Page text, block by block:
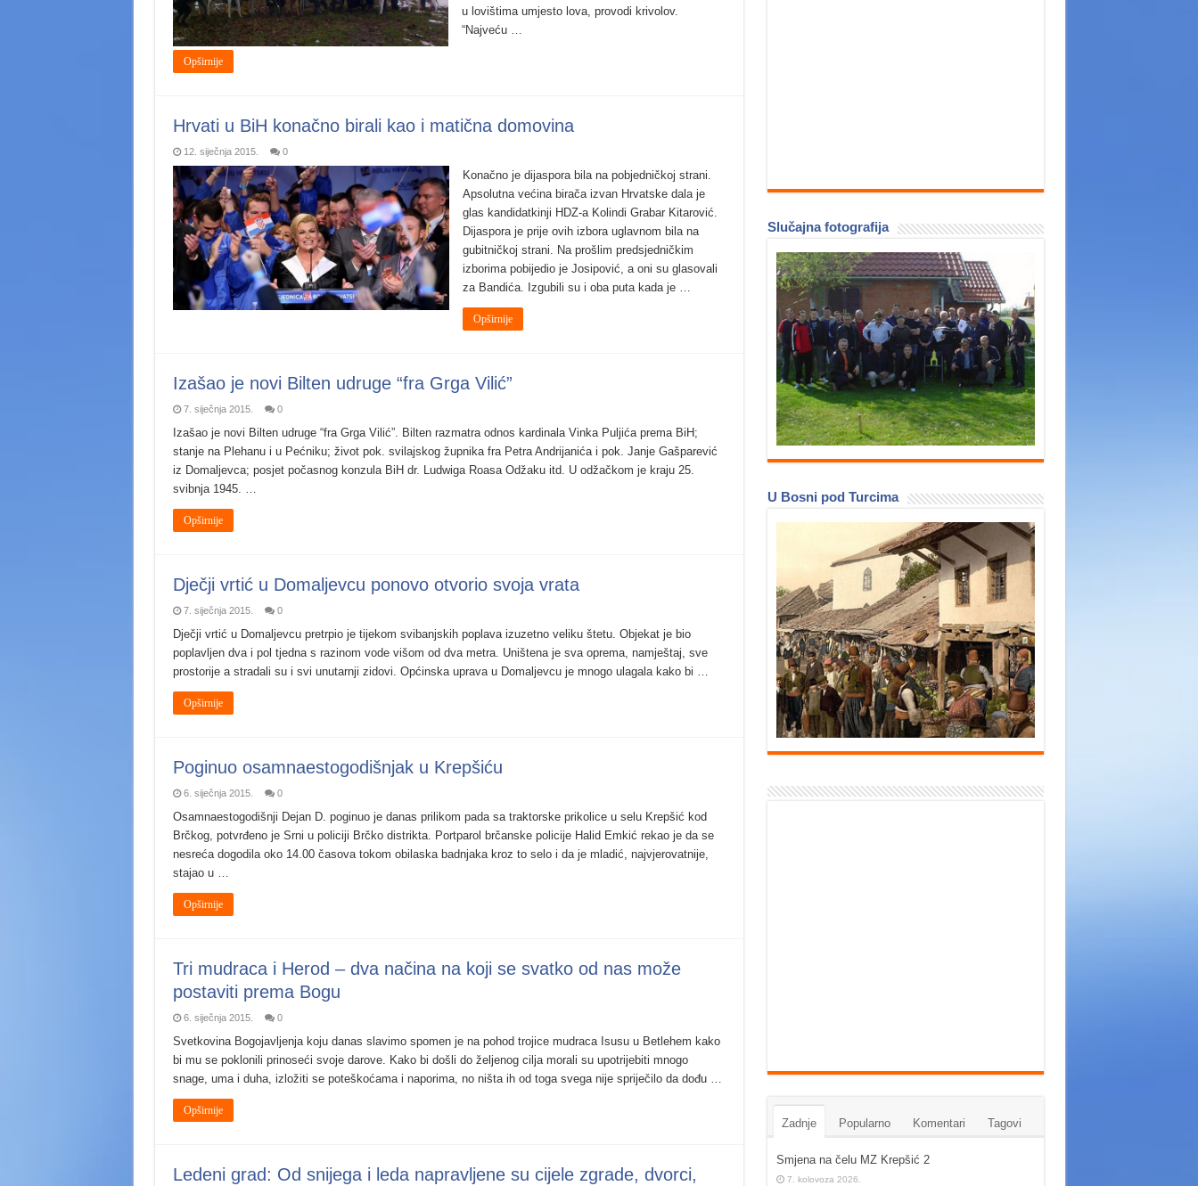
u lovištima umjesto lova, provodi krivolov.
“Najveću …
Opširnije
Hrvati u BiH konačno birali kao i matična domovina
12. siječnja 2015. 0
Konačno je dijaspora bila na pobjedničkoj strani.
Apsolutna većina birača izvan Hrvatske dala je
glas kandidatkinji HDZ-a Kolindi Grabar Kitarović.
Dijaspora je prije ovih izbora uglavnom bila na
gubitničkoj strani. Na prošlim predsjedničkim
izborima pobijedio je Josipović, a oni su glasovali
za Bandića. Izgubili su i oba puta kada je …
Opširnije
Izašao je novi Bilten udruge “fra Grga Vilić”
7. siječnja 2015. 0
Izašao je novi Bilten udruge “fra Grga Vilić”. Bilten razmatra odnos kardinala Vinka Puljića prema BiH;
stanje na Plehanu i u Pećniku; život pok. svilajskog župnika fra Petra Andrijanića i pok. Janje Gašparević
iz Domaljevca; posjet počasnog konzula BiH dr. Ludwiga Roasa Odžaku itd. U odžačkom je kraju 25.
svibnja 1945. …
Opširnije
Dječji vrtić u Domaljevcu ponovo otvorio svoja vrata
7. siječnja 2015. 0
Dječji vrtić u Domaljevcu pretrpio je tijekom svibanjskih poplava izuzetno veliku štetu. Objekat je bio
poplavljen dva i pol tjedna s razinom vode višom od dva metra. Uništena je sva oprema, namještaj, sve
prostorije a stradali su i svi unutarnji zidovi. Općinska uprava u Domaljevcu je mnogo ulagala kako bi …
Opširnije
Poginuo osamnaestogodišnjak u Krepšiću
6. siječnja 2015. 0
Osamnaestogodišnji Dejan D. poginuo je danas prilikom pada sa traktorske prikolice u selu Krepšić kod
Brčkog, potvrđeno je Srni u policiji Brčko distrikta. Portparol brčanske policije Halid Emkić rekao je da se
nesreća dogodila oko 14.00 časova tokom obilaska badnjaka kroz to selo i da je mladić, najvjerovatnije,
stajao u …
Opširnije
Tri mudraca i Herod – dva načina na koji se svatko od nas može
postaviti prema Bogu
6. siječnja 2015. 0
Svetkovina Bogojavljenja koju danas slavimo spomen je na pohod trojice mudraca Isusu u Betlehem kako
bi mu se poklonili prinoseći svoje darove. Kako bi došli do željenog cilja morali su upotrijebiti mnogo
snage, uma i duha, izložiti se poteškoćama i naporima, no ništa ih od toga svega nije spriječilo da dođu …
Opširnije
Ledeni grad: Od snijega i leda napravljene su cijele zgrade, dvorci,
Slučajna fotografija
U Bosni pod Turcima
Zadnje Popularno Komentari Tagovi
Smjena na čelu MZ Krepšić 2
7. kolovoza 2026.